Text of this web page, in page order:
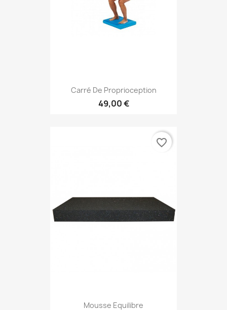
Carré De Proprioception
49,00 €
Mousse Equilibre
favorite_border